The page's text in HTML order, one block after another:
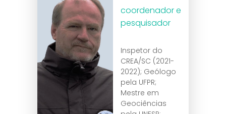
coordenador e
pesquisador
Inspetor do
CREA/SC (2021-
2022); Geólogo
pela UFPR;
Mestre em
Geociências